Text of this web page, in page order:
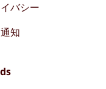
バシー
知